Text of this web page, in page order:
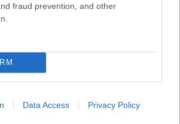
fraud prevention, and other
Data Access Privacy Policy